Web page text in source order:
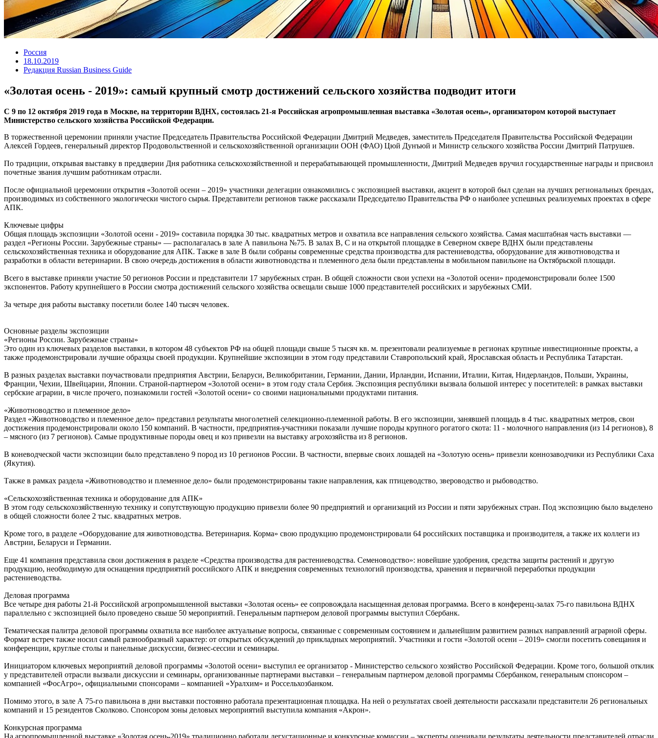
Россия
18.10.2019
Редакция Russian Business Guide
«Золотая осень - 2019»: самый крупный смотр достижений сельского хозяйства подводит итоги
С 9 по 12 октября 2019 года в Москве, на территории ВДНХ, состоялась 21-я Российская агропромышленная выставка «Золотая осень», организатором которой выступает
Министерство сельского хозяйства Российской Федерации.
В торжественной церемонии приняли участие Председатель Правительства Российской Федерации Дмитрий Медведев, заместитель Председателя Правительства Российской Федерации
Алексей Гордеев, генеральный директор Продовольственной и сельскохозяйственной организации ООН (ФАО) Цюй Дунъюй и Министр сельского хозяйства России Дмитрий Патрушев.
По традиции, открывая выставку в преддверии Дня работника сельскохозяйственной и перерабатывающей промышленности, Дмитрий Медведев вручил государственные награды и присвоил
почетные звания лучшим работникам отрасли.
После официальной церемонии открытия «Золотой осени – 2019» участники делегации ознакомились с экспозицией выставки, акцент в которой был сделан на лучших региональных брендах,
производимых из собственного экологически чистого сырья. Представители регионов также рассказали Председателю Правительства РФ о наиболее успешных реализуемых проектах в сфере
АПК.
Ключевые цифры
Общая площадь экспозиции «Золотой осени - 2019» составила порядка 30 тыс. квадратных метров и охватила все направления сельского хозяйства. Самая масштабная часть выставки —
раздел «Регионы России. Зарубежные страны» — располагалась в зале А павильона №75. В залах В, С и на открытой площадке в Северном сквере ВДНХ были представлены
сельскохозяйственная техника и оборудование для АПК. Также в зале В были собраны современные средства производства для растениеводства, оборудование для животноводства и
разработки в области ветеринарии. В свою очередь достижения в области животноводства и племенного дела были представлены в мобильном павильоне на Октябрьской площади.
Всего в выставке приняли участие 50 регионов России и представители 17 зарубежных стран. В общей сложности свои успехи на «Золотой осени» продемонстрировали более 1500
экспонентов. Работу крупнейшего в России смотра достижений сельского хозяйства освещали свыше 1000 представителей российских и зарубежных СМИ.
За четыре дня работы выставку посетили более 140 тысяч человек.
Основные разделы экспозиции
«Регионы России. Зарубежные страны»
Это один из ключевых разделов выставки, в котором 48 субъектов РФ на общей площади свыше 5 тысяч кв. м. презентовали реализуемые в регионах крупные инвестиционные проекты, а
также продемонстрировали лучшие образцы своей продукции. Крупнейшие экспозиции в этом году представили Ставропольский край, Ярославская область и Республика Татарстан.
В разных разделах выставки поучаствовали предприятия Австрии, Беларуси, Великобритании, Германии, Дании, Ирландии, Испании, Италии, Китая, Нидерландов, Польши, Украины,
Франции, Чехии, Швейцарии, Японии. Страной-партнером «Золотой осени» в этом году стала Сербия. Экспозиция республики вызвала большой интерес у посетителей: в рамках выставки
сербские аграрии, в числе прочего, познакомили гостей «Золотой осени» со своими национальными продуктами питания.
«Животноводство и племенное дело»
Раздел «Животноводство и племенное дело» представил результаты многолетней селекционно-племенной работы. В его экспозиции, занявшей площадь в 4 тыс. квадратных метров, свои
достижения продемонстрировали около 150 компаний. В частности, предприятия-участники показали лучшие породы крупного рогатого скота: 11 - молочного направления (из 14 регионов), 8
– мясного (из 7 регионов). Самые продуктивные породы овец и коз привезли на выставку агрохозяйства из 8 регионов.
В коневодческой части экспозиции было представлено 9 пород из 10 регионов России. В частности, впервые своих лошадей на «Золотую осень» привезли коннозаводчики из Республики Саха
(Якутия).
Также в рамках раздела «Животноводство и племенное дело» были продемонстрированы такие направления, как птицеводство, звероводство и рыбоводство.
«Сельскохозяйственная техника и оборудование для АПК»
В этом году сельскохозяйственную технику и сопутствующую продукцию привезли более 90 предприятий и организаций из России и пяти зарубежных стран. Под экспозицию было выделено
в общей сложности более 2 тыс. квадратных метров.
Кроме того, в разделе «Оборудование для животноводства. Ветеринария. Корма» свою продукцию продемонстрировали 64 российских поставщика и производителя, а также их коллеги из
Австрии, Беларуси и Германии.
Еще 41 компания представила свои достижения в разделе «Средства производства для растениеводства. Семеноводство»: новейшие удобрения, средства защиты растений и другую
продукцию, необходимую для оснащения предприятий российского АПК и внедрения современных технологий производства, хранения и первичной переработки продукции
растениеводства.
Деловая программа
Все четыре дня работы 21-й Российской агропромышленной выставки «Золотая осень» ее сопровождала насыщенная деловая программа. Всего в конференц-залах 75-го павильона ВДНХ
параллельно с экспозицией было проведено свыше 50 мероприятий. Генеральным партнером деловой программы выступил Сбербанк.
Тематическая палитра деловой программы охватила все наиболее актуальные вопросы, связанные с современным состоянием и дальнейшим развитием разных направлений аграрной сферы.
Формат встреч также носил самый разнообразный характер: от открытых обсуждений до прикладных мероприятий. Участники и гости «Золотой осени – 2019» смогли посетить совещания и
конференции, круглые столы и панельные дискуссии, бизнес-сессии и семинары.
Инициатором ключевых мероприятий деловой программы «Золотой осени» выступил ее организатор - Министерство сельского хозяйство Российской Федерации. Кроме того, большой отклик
у представителей отрасли вызвали дискуссии и семинары, организованные партнерами выставки – генеральным партнером деловой программы Сбербанком, генеральным спонсором –
компанией «ФосАгро», официальными спонсорами – компанией «Уралхим» и Россельхозбанком.
Помимо этого, в зале А 75-го павильона в дни выставки постоянно работала презентационная площадка. На ней о результатах своей деятельности рассказали представители 26 региональных
компаний и 15 резидентов Сколково. Спонсором зоны деловых мероприятий выступила компания «Акрон».
Конкурсная программа
На агропромышленной выставке «Золотая осень-2019» традиционно работали дегустационные и конкурсные комиссии – эксперты оценивали результаты деятельности представителей отрасли